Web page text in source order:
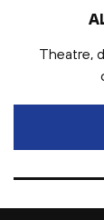
Theatre,